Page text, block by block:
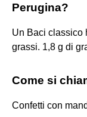
Perugina?
Un Baci classico
grassi. 1,8 g di
Come si
Confetti con